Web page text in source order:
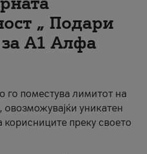
„ Подари
за А1 Алфа
го поместува лимитот на
уникатен
преку своето